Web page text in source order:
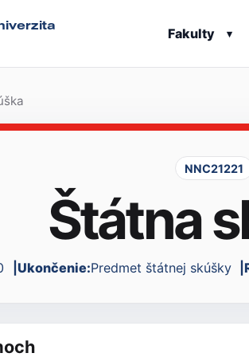
Fakulty ▾
NNC21221
Štátna
Ukončenie:Predmet štátnej skúšky